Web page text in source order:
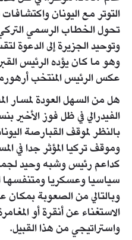
التوتر مع اليونان واكتشافات
تحول الخطاب الرسمي
وتوحيد الجزيرة إلى الدعوة
وهو ما كان يؤده الرئيس
عكس الرئيس المنتخب
هل من السهل العودة لمسار
الفيدرالي في ظل فوز الأخير
بالنظر لموقف القبارصة
وموقف تركيا المؤثر جدا في
كداعم رئيس وشبه وحيد
سياسيا وعسكريا ومتنفسها
وبالتالي من الصعوبة بمكان
الاستغناء عن أنقرة أو
واستراتيجي من هذا القبيل.